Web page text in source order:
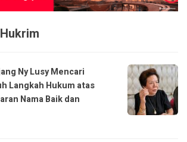
Ny Lusy Mencari
Langkah Hukum atas
Nama Baik dan